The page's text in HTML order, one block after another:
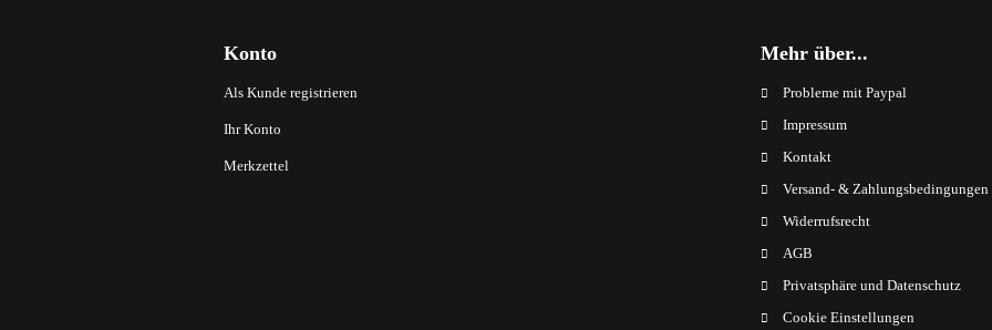
Konto
Als Kunde registrieren
Ihr Konto
Merkzettel
Mehr über...
Probleme mit Paypal
Impressum
Kontakt
Versand- & Zahlungsbedingungen
Widerrufsrecht
AGB
Privatsphäre und Datenschutz
Cookie Einstellungen